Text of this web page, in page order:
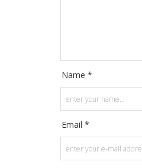
Name *
Email *